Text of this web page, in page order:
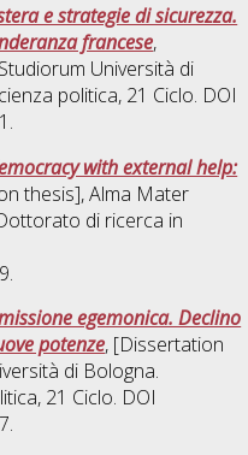
e strategie di sicurezza.
francese,
Università di
politica, 21 Ciclo. DOI
with external help:
thesis], Alma Mater
di ricerca in
egemonica. Declino
potenze, [Dissertation
di Bologna.
, 21 Ciclo. DOI